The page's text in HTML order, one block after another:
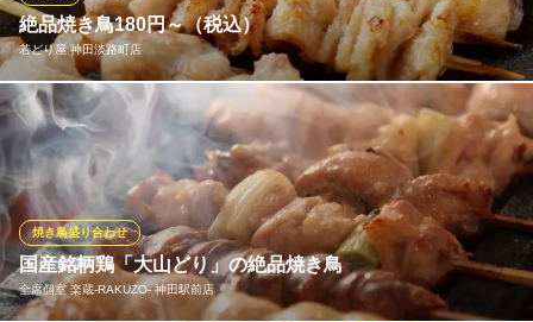
鳥のかけ橋
神田の炭火焼き鳥店
地下鉄銀座線神田駅 徒歩2分
東京都千代田区鍛冶町2-11-19 神田日新ビル1F
絶品焼き鳥180円～（税込）
若どり屋 神田淡路町店
【ジューシーな焼き鳥をどうぞ！】 当店の焼き鳥は串刺しから焼
きに至るまで一本一本を手作りで調理。ももやレバーなど「美味
しい部位」を「美味しい火加減」でじっくり焼き上げ、鶏本来が
持つ旨味を絶妙に引き出します。串刺しや焼き方にこだわり、丁
寧に作ったジューシーな焼き鳥をご堪能ください！
※こちらは夜のみのこだわりです。
若どり屋 神田淡路町店
国産銘柄鶏「大山どり」の絶品焼き鳥
全席個室 楽蔵‐RAKUZO‐ 神田駅前店
焼き鳥盛り合わせ